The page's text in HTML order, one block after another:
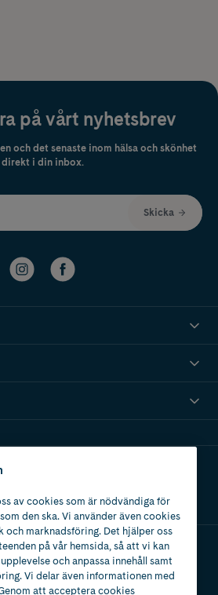
på vårt nyhetsbrev
och det senaste inom hälsa och skönhet
direkt i din inbox.
Skicka
av cookies som är nödvändiga för
den ska. Vi använder även cookies
marknadsföring. Det hjälper oss
på vår hemsida, så att vi kan
och anpassa innehåll samt
Vi delar även informationen med
att acceptera cookies